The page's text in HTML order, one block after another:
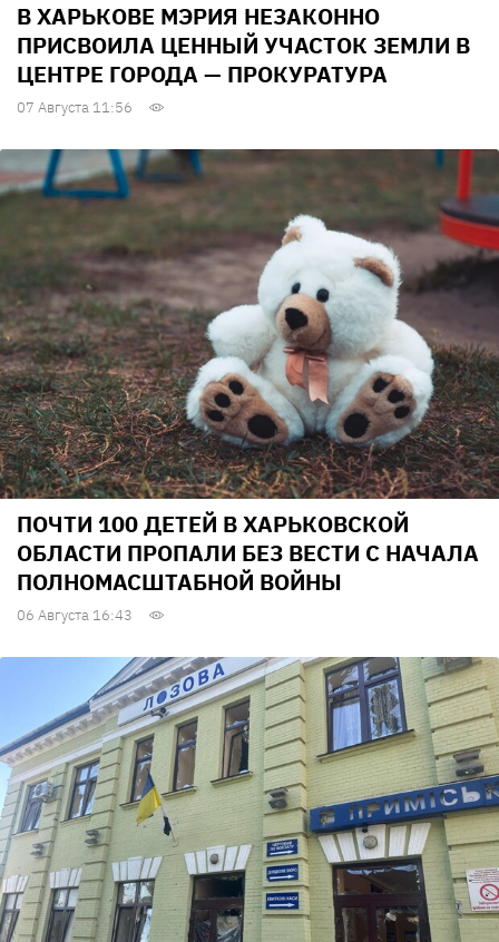
В ХАРЬКОВЕ МЭРИЯ НЕЗАКОННО
ПРИСВОИЛА ЦЕННЫЙ УЧАСТОК ЗЕМЛИ В
ЦЕНТРЕ ГОРОДА — ПРОКУРАТУРА
07 Августа 11:56
ПОЧТИ 100 ДЕТЕЙ В ХАРЬКОВСКОЙ
ОБЛАСТИ ПРОПАЛИ БЕЗ ВЕСТИ С НАЧАЛА
ПОЛНОМАСШТАБНОЙ ВОЙНЫ
06 Августа 16:43